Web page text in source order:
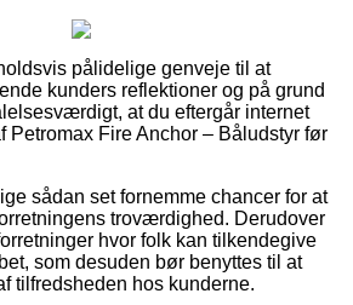
pålidelige genveje til at
kunders reflektioner og på grund
at du eftergår internet
Petromax Fire Anchor – Båludstyr før
sådan set fornemme chancer for at
troværdighed. Derudover
hvor folk kan tilkendegive
som desuden bør benyttes til at
tilfredsheden hos kunderne.